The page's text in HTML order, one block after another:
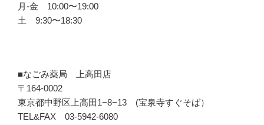
月-金 10:00〜19:00
土 9:30〜18:30
■なごみ薬局 上高田店
〒164-0002
東京都中野区上高田1−8−13 (宝泉寺すぐそば）
TEL&FAX 03-5942-6080